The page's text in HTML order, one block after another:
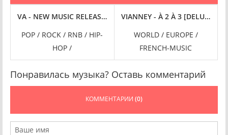
ROCK LEGENDS [24-BIT HI-RES] (2024) FLAC
VA - NEW MUSIC RELEASES WEEK 47 (2024) FLAC
POP / ROCK / RNB / HIP-
HOP /
VIANNEY - À 2 À 3 [DELUXE,
WORLD / EUROPE /
FRENCH-MUSIC
Понравилась музыка? Оставь комментарий
КОММЕНТАРИИ (0)